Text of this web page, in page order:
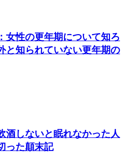
女性の更年期について知ろ
と知られていない更年期の
酒しないと眠れなかった人
った顛末記